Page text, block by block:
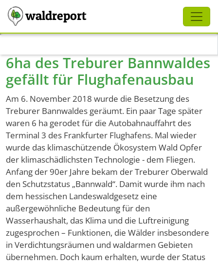
waldreport
6ha des Treburer Bannwaldes
gefällt für Flughafenausbau
Am 6. November 2018 wurde die Besetzung des
Treburer Bannwaldes geräumt. Ein paar Tage später
waren 6 ha gerodet für die Autobahnauffahrt des
Terminal 3 des Frankfurter Flughafens. Mal wieder
wurde das klimaschützende Ökosystem Wald Opfer
der klimaschädlichsten Technologie - dem Fliegen.
Anfang der 90er Jahre bekam der Treburer Oberwald
den Schutzstatus „Bannwald“. Damit wurde ihm nach
dem hessischen Landeswaldgesetz eine
außergewöhnliche Bedeutung für den
Wasserhaushalt, das Klima und die Luftreinigung
zugesprochen – Funktionen, die Wälder insbesondere
in Verdichtungsräumen und waldarmen Gebieten
übernehmen. Doch kaum erhalten, wurde der Status
Schliessen